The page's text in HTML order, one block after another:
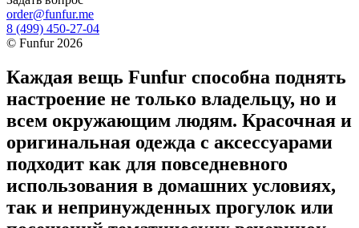
order@funfur.me
8 (499) 450-27-04
© Funfur 2026
Каждая вещь Funfur способна поднять
настроение не только владельцу, но и
всем окружающим людям. Красочная и
оригинальная одежда с аксессуарами
подходит как для повседневного
использования в домашних условиях,
так и непринужденных прогулок или